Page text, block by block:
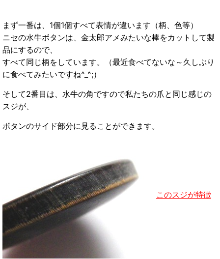
まず一番は、1個1個すべて表情が違います（柄、色等）
ニセの水牛ボタンは、金太郎アメみたいな棒をカットして製
品にするので、
すべて同じ柄をしています。（最近食べてないな～久しぶり
に食べてみたいですね^_^;）
そして2番目は、水牛の角ですので私たちの爪と同じ感じの
スジが、
ボタンのサイド部分に見ることができます。
このスジが特徴